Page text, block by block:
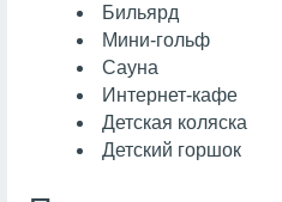
Бильярд
Мини-гольф
Сауна
Интернет-кафе
Детская коляска
Детский горшок